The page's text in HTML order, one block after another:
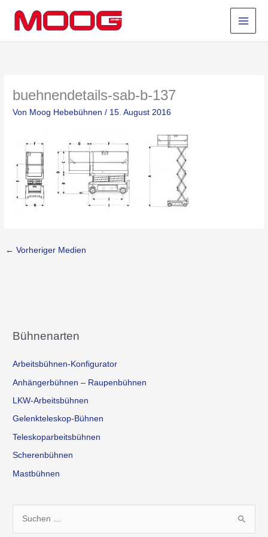
Inhalt
springen
buehnendetails-sab-b-137
Von Moog Hebebühnen/ 15. August 2016
← Vorheriger Medien
Bühnenarten
Arbeitsbühnen-Konfigurator
Anhängerbühnen – Raupenbühnen
LKW-Arbeitsbühnen
Gelenkteleskop-Bühnen
Teleskoparbeitsbühnen
Scherenbühnen
Mastbühnen